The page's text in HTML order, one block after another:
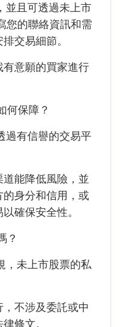
並且可透過未上市
您的聯絡資訊和需
交易細節。
意願的買家進行
何保障？
過有信譽的交易平
能降低風險，並
身分和信用，或
確保安全性。
？
，未上市股票的私
不涉及委託或中
條文。